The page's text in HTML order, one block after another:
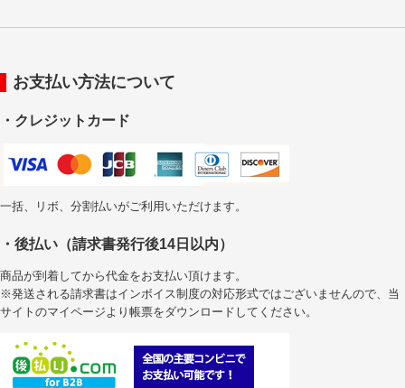
お支払い方法について
・クレジットカード
一括、リボ、分割払いがご利用いただけます。
・後払い（請求書発行後14日以内）
商品が到着してから代金をお支払い頂けます。
※発送される請求書はインボイス制度の対応形式ではございませんので、当
サイトのマイページより帳票をダウンロードしてください。